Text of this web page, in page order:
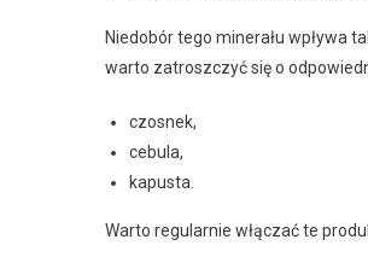
Niedobór tego minerału wpływa
warto zatroszczyć się o
czosnek,
cebula,
kapusta.
Warto regularnie włączać te